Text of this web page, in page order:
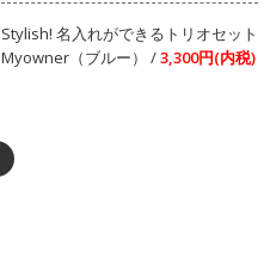
Stylish! 名入れができるトリオセット
Myowner（ブルー） /3,300円(内税)